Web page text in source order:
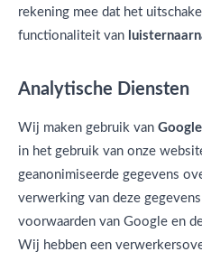
rekening mee dat het
functionaliteit van
Analytische Diensten
Wij maken gebruik van
in het gebruik van onze
geanonimiseerde gegevens
verwerking van deze
voorwaarden van Google en
Wij hebben een